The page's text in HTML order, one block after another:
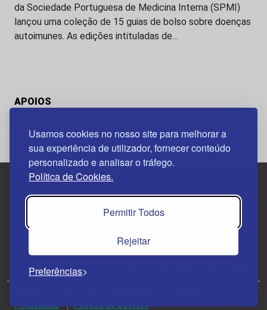
Usamos cookies no nosso site para melhorar a
sua experiência de utilizador, fornecer conteúdo
personalizado e analisar o tráfego.
Política de Cookies.
Permitir Todos
Rejeitar
Preferências
da Sociedade Portuguesa de Medicina Interna (SPMI)
lançou uma coleção de 15 guias de bolso sobre doenças
autoimunes. As edições intituladas de…
APOIOS
Edif. Lisboa Oriente | Av. Infante D. Henrique, n.º 333H, esc.
1800-282 Lisboa | Portugal
Privacidade
Política de Cookies